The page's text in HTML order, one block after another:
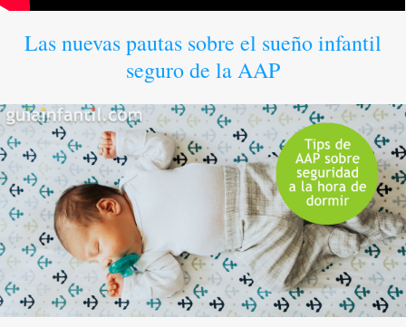
Las nuevas pautas sobre el sueño infantil
seguro de la AAP